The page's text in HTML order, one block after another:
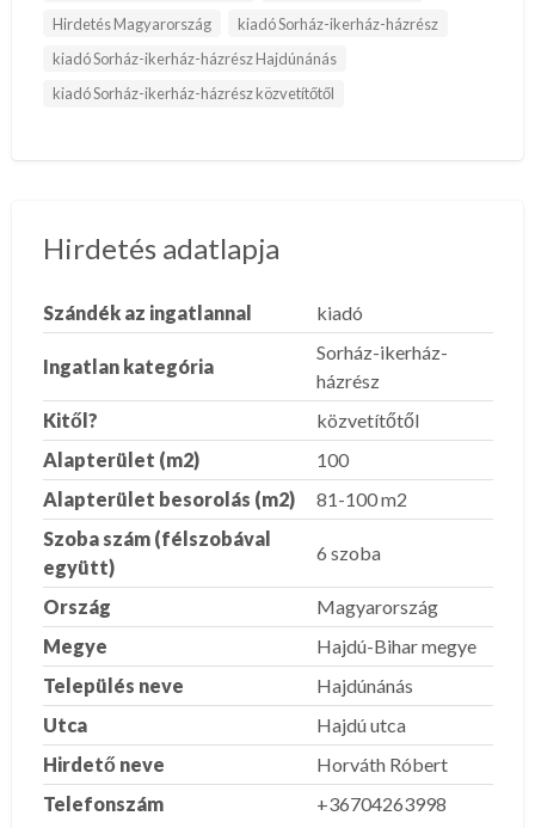
Hirdetés Magyarország
kiadó Sorház-ikerház-házrész
kiadó Sorház-ikerház-házrész Hajdúnánás
kiadó Sorház-ikerház-házrész közvetítőtől
Hirdetés adatlapja
Szándék az ingatlannal kiadó
Ingatlan kategória
Sorház-ikerház-
házrész
Kitől?
közvetítőtől
Alapterület (m2)
100
Alapterület besorolás (m2)
81-100 m2
Szoba szám (félszobával
együtt)
6 szoba
Ország
Magyarország
Megye
Hajdú-Bihar megye
Település neve
Hajdúnánás
Utca
Hajdú utca
Hirdető neve
Horváth Róbert
Telefonszám
+36704263998